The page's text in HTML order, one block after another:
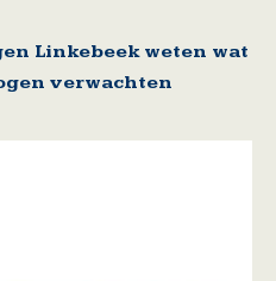
Linkebeek weten wat
verwachten